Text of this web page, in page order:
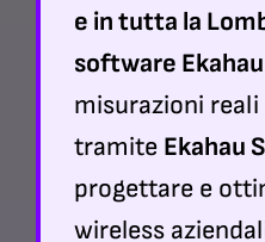
e in tutta la
software
misurazioni
tramite Ekahau
progettare e
wireless